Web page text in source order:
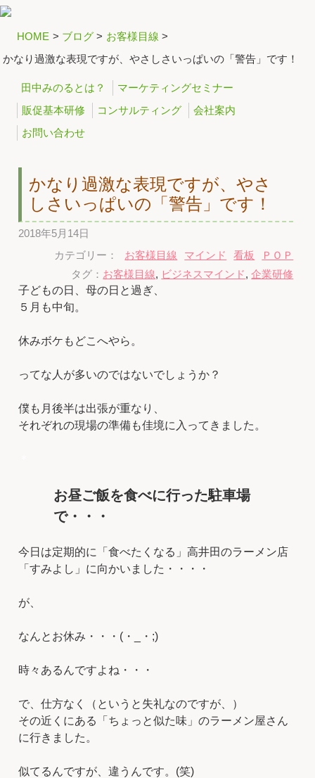
HOME > ブログ > お客様目線 >
かなり過激な表現ですが、やさしさいっぱいの「警告」です！
田中みのるとは？
マーケティングセミナー
販促基本研修
コンサルティング
会社案内
お問い合わせ
かなり過激な表現ですが、やさ
しさいっぱいの「警告」です！
2018年5月14日
カテゴリー：
お客様目線 マインド 看板
ＰＯＰ
タグ： お客様目線, ビジネスマインド,企業研修
子どもの日、母の日と過ぎ、
５月も中旬。
休みボケもどこへやら。
ってな人が多いのではないでしょうか？
僕も月後半は出張が重なり、
それぞれの現場の準備も佳境に入ってきました。
お昼ご飯を食べに行った駐車場
で・・・
今日は定期的に「食べたくなる」高井田のラーメン店
「すみよし」に向かいました・・・・
が、
なんとお休み・・・(・_・;)
時々あるんですよね・・・
で、仕方なく（というと失礼なのですが、）
その近くにある「ちょっと似た味」のラーメン屋さん
に行きました。
似てるんですが、違うんです。(笑)